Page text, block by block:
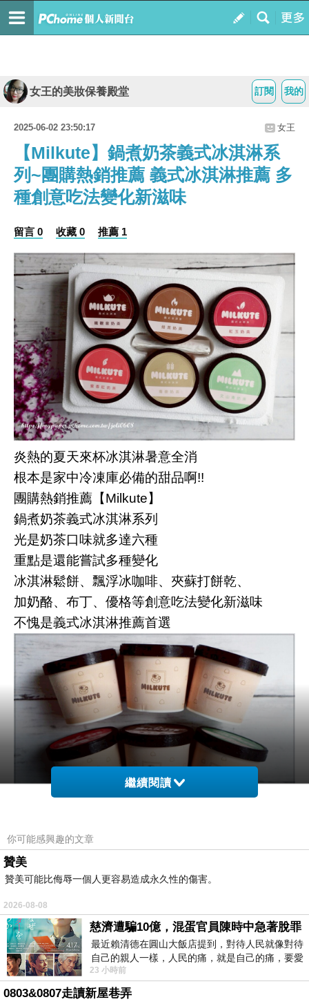
我的
訂閱
女王的美妝保養殿堂
2025-06-02 23:50:17 女王
【Milkute】鍋煮奶茶義式冰淇淋系
列~團購熱銷推薦 義式冰淇淋推薦 多
種創意吃法變化新滋味
留言 0 收藏 0 推薦 1
炎熱的夏天來杯冰淇淋暑意全消
根本是家中冷凍庫必備的甜品啊!!
團購熱銷推薦【Milkute】
鍋煮奶茶義式冰淇淋系列
光是奶茶口味就多達六種
重點是還能嘗試多種變化
冰淇淋鬆餅、飄浮冰咖啡、夾蘇打餅乾、
加奶酪、布丁、優格等創意吃法變化新滋味
不愧是義式冰淇淋推薦首選
【Milkute】鍋煮奶茶義式冰淇淋系列
每杯皆是100ml的容量
有紅玉奶茶、蜜香紅奶茶、蕎麥奶茶、
文山青奶茶、焙茶奶茶、鐵觀音奶茶等六種口味
以鍋煮方式慢火熬煮茶葉
再加入香純牛奶融合而成
將鍋煮奶茶的美好濃縮進冰淇淋裡
是【Milkute】獨家療癒系冰品
繼續閱讀
你可能感興趣的文章
贊美
贊美可能比侮辱一個人更容易造成永久性的傷害。
2026-08-08
慈濟遭騙10億，混蛋官員陳時中急著脫罪
最近賴清德在圓山大飯店提到，對待人民就像對待
自己的親人一樣，人民的痛，就是自己的痛，要愛
民如親，說的這麼好聽，實際上根本沒做
23 小時前
0803&0807走讀新屋巷弄